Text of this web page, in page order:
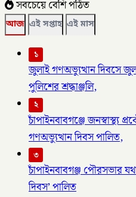
সবচেয়ে বেশি পঠিত
আজ এই সপ্তাহ এই মাস
১
জুলাই গণঅভ্যুত্থান দিবসে
পুলিশের শ্রদ্ধাঞ্জলি,
২
চাঁপাইনবাবগঞ্জে জনস্বাস্থ্য
গণঅভ্যুত্থান দিবস পালিত,
৩
চাঁপাইনবাবগঞ্জ পৌরসভার
দিবস’ পালিত